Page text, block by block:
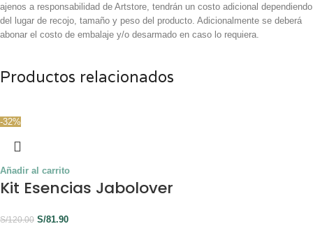
ajenos a responsabilidad de Artstore, tendrán un costo adicional dependiendo
del lugar de recojo, tamaño y peso del producto. Adicionalmente se deberá
abonar el costo de embalaje y/o desarmado en caso lo requiera.
Productos relacionados
-32%
Añadir al carrito
Kit Esencias Jabolover
S/120.00 S/81.90